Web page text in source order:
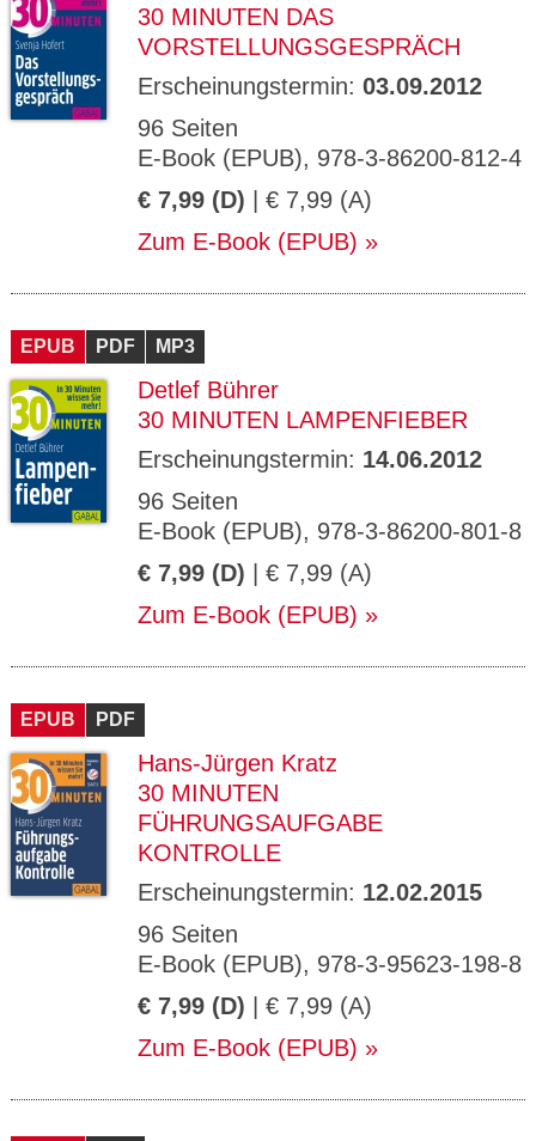
30 MINUTEN DAS
VORSTELLUNGSGESPRÄCH
Erscheinungstermin: 03.09.2012
96 Seiten
E-Book (EPUB), 978-3-86200-812-4
€ 7,99 (D) | € 7,99 (A)
Zum E-Book (EPUB)
EPUB PDF MP3
Detlef Bührer
30 MINUTEN LAMPENFIEBER
Erscheinungstermin: 14.06.2012
96 Seiten
E-Book (EPUB), 978-3-86200-801-8
€ 7,99 (D) | € 7,99 (A)
Zum E-Book (EPUB)
EPUB PDF
Hans-Jürgen Kratz
30 MINUTEN
FÜHRUNGSAUFGABE
KONTROLLE
Erscheinungstermin: 12.02.2015
96 Seiten
E-Book (EPUB), 978-3-95623-198-8
€ 7,99 (D) | € 7,99 (A)
Zum E-Book (EPUB)